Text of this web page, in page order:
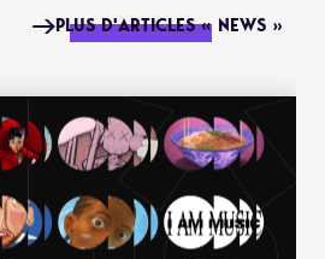
PLUS D'ARTICLES « NEWS »